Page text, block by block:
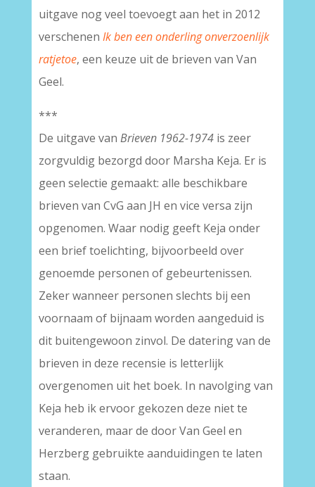
uitgave nog veel toevoegt aan het in 2012
verschenen Ik ben een onderling onverzoenlijk
ratjetoe, een keuze uit de brieven van Van
Geel.
***
De uitgave van Brieven 1962-1974is zeer
zorgvuldig bezorgd door Marsha Keja. Er is
geen selectie gemaakt: alle beschikbare
brieven van CvG aan JH en vice versa zijn
opgenomen. Waar nodig geeft Keja onder
een brief toelichting, bijvoorbeeld over
genoemde personen of gebeurtenissen.
Zeker wanneer personen slechts bij een
voornaam of bijnaam worden aangeduid is
dit buitengewoon zinvol. De datering van de
brieven in deze recensie is letterlijk
overgenomen uit het boek. In navolging van
Keja heb ik ervoor gekozen deze niet te
veranderen, maar de door Van Geel en
Herzberg gebruikte aanduidingen te laten
staan.